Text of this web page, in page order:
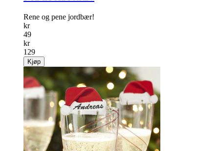
Rene og pene jordbær!
kr
49
kr
129
Kjøp